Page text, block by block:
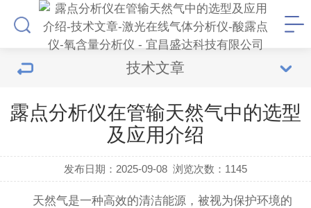
技术文章
露点分析仪在管输天然气中的选型
及应用介绍
发布日期：2025-09-08 浏览次数： 1145
天然气是一种高效的清洁能源，被视为保护环境的